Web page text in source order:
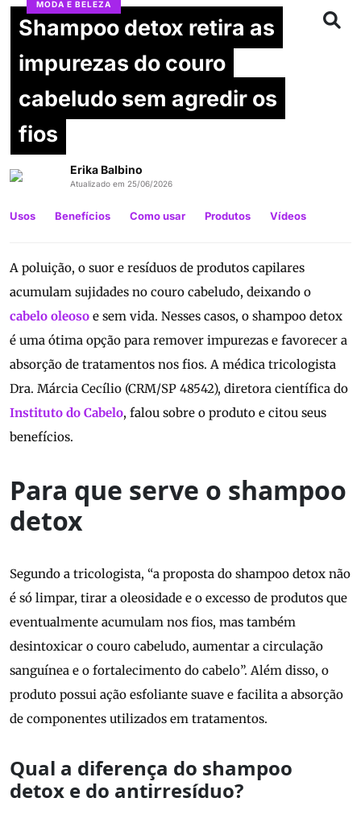
MODA E BELEZA
Shampoo detox retira as
impurezas do couro
cabeludo sem agredir os
fios
Erika Balbino
Atualizado em 25/06/2026
Usos Benefícios Como usar Produtos Vídeos
A poluição, o suor e resíduos de produtos capilares
acumulam sujidades no couro cabeludo, deixando o
cabelo oleoso e sem vida. Nesses casos, o shampoo detox
é uma ótima opção para remover impurezas e favorecer a
absorção de tratamentos nos fios. A médica tricologista
Dra. Márcia Cecílio (CRM/SP 48542), diretora científica do
Instituto do Cabelo, falou sobre o produto e citou seus
benefícios.
Para que serve o shampoo
detox
Segundo a tricologista, “a proposta do shampoo detox não
é só limpar, tirar a oleosidade e o excesso de produtos que
eventualmente acumulam nos fios, mas também
desintoxicar o couro cabeludo, aumentar a circulação
sanguínea e o fortalecimento do cabelo”. Além disso, o
produto possui ação esfoliante suave e facilita a absorção
de componentes utilizados em tratamentos.
Qual a diferença do shampoo
detox e do antirresíduo?